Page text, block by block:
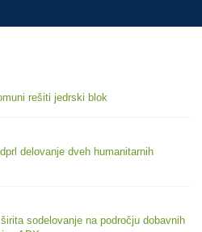
rešiti jedrski blok
delovanje dveh humanitarnih
sodelovanje na področju dobavnih